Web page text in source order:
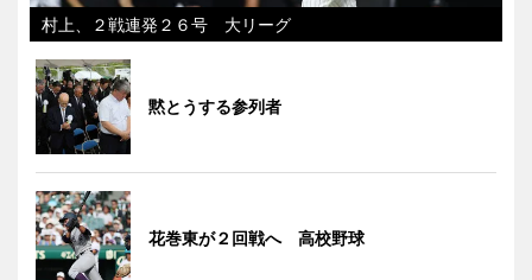
村上、２戦連発２６号 大リーグ
黙とうする参列者
花巻東が２回戦へ 高校野球